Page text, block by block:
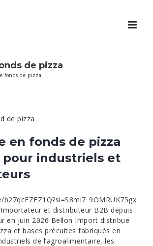
de pizza
fonds de pizza
en fonds de pizza
pour industriels et
et distributeur B2B depuis
en juin 2026 Bellon Import distribue
et bases précuites fabriqués en
de l’agroalimentaire, les